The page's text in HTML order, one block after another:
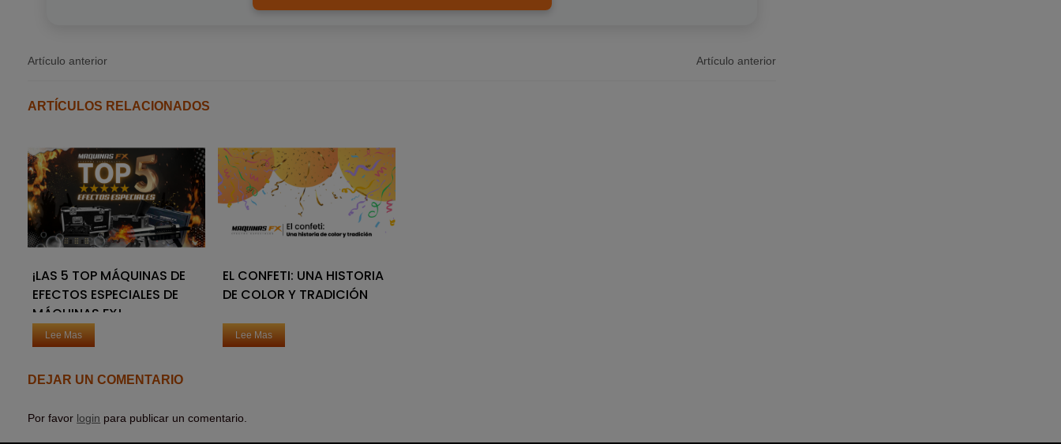
Artículo anterior Artículo anterior
ARTÍCULOS RELACIONADOS
¡LAS 5 TOP MÁQUINAS DE
EFECTOS ESPECIALES DE
MÁQUINAS FX!
Lee Mas
EL CONFETI: UNA HISTORIA
DE COLOR Y TRADICIÓN
Lee Mas
DEJAR UN COMENTARIO
Por favor login para publicar un comentario.